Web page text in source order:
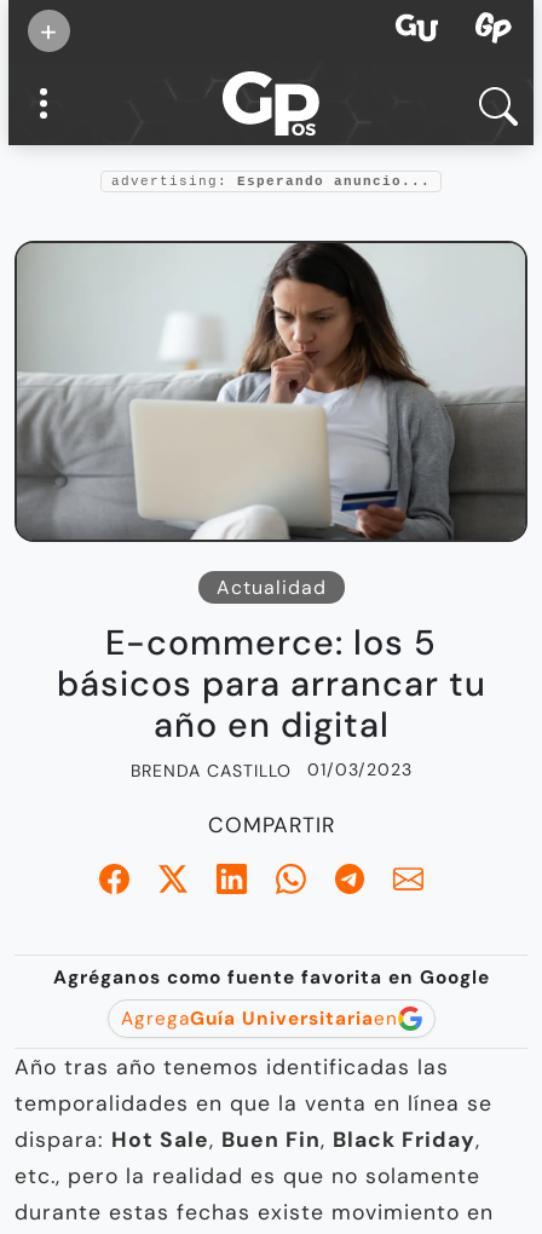
+
confianza
Foro salud
advertising: Esperando anuncio...
Actualidad
E-commerce: los 5
básicos para arrancar tu
año en digital
BRENDA CASTILLO 01/03/2023
COMPARTIR
Agréganos como fuente favorita en Google
AgregaGuía Universitariaen
Año tras año tenemos identificadas las
temporalidades en que la venta en línea se
dispara: Hot Sale, Buen Fin, Black Friday,
etc., pero la realidad es que no solamente
durante estas fechas existe movimiento en